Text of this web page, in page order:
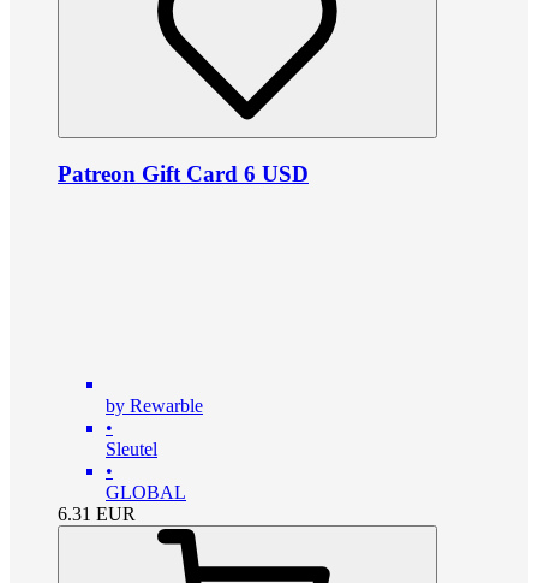
Patreon Gift Card 6 USD
by Rewarble
•
Sleutel
•
GLOBAL
6.31 EUR